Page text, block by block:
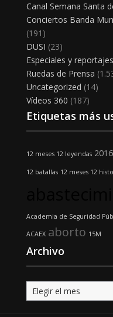
Canal Semana Santa
Conciertos Banda
(191)
DUSI (23)
Especiales y reportajes
Ruedas de Prensa
Uncategorized (14)
Vídeos 360 (187)
Etiquetas más
12 meses 12 leyendas 2016
12 batallas 12 meses 12
Academia de Seguridad
ACAEX aborto 15M
Archivo
Archivo